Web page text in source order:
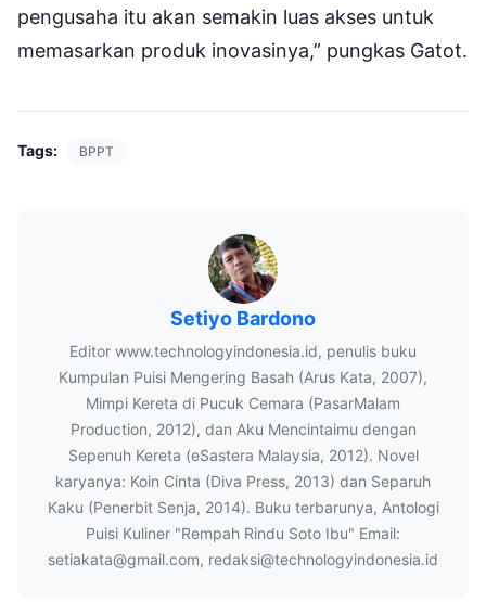
pengusaha itu akan semakin luas akses untuk
memasarkan produk inovasinya,” pungkas Gatot.
Tags: BPPT
Setiyo Bardono
Editor www.technologyindonesia.id, penulis buku
Kumpulan Puisi Mengering Basah (Arus Kata, 2007),
Mimpi Kereta di Pucuk Cemara (PasarMalam
Production, 2012), dan Aku Mencintaimu dengan
Sepenuh Kereta (eSastera Malaysia, 2012). Novel
karyanya: Koin Cinta (Diva Press, 2013) dan Separuh
Kaku (Penerbit Senja, 2014). Buku terbarunya, Antologi
Puisi Kuliner "Rempah Rindu Soto Ibu" Email:
setiakata@gmail.com, redaksi@technologyindonesia.id